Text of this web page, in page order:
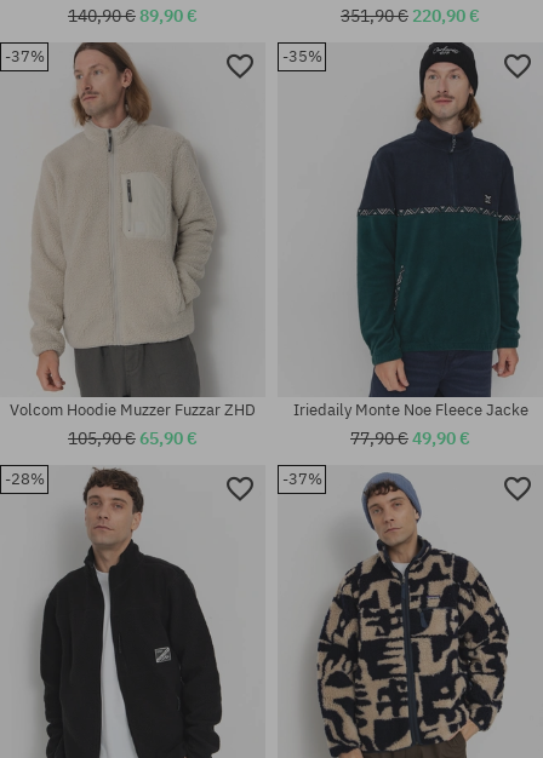
Verfügbare Größen:
Verfügbare Größen:
Verfügbare Größen:
140,90 €89,90 €
Verfügbare Größen:
351,90 € 220,90 €
-37%
Volcom Hoodie Muzzer Fuzzar ZHD
105,90 €65,90 €
-35%
Iriedaily Monte Noe Fleece Jacke
77,90 €49,90 €
-28% -37%